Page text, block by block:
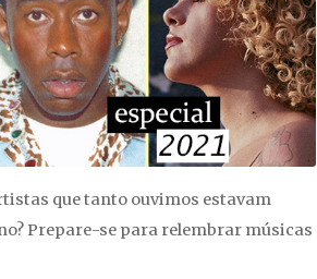
que tanto ouvimos estavam
Prepare-se para relembrar músicas